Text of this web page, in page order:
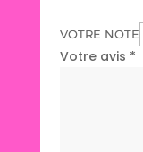
VOTRE NOTE
Votre avis *